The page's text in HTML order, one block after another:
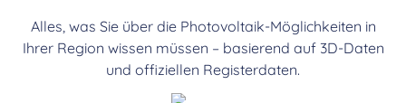
Alles, was Sie über die Photovoltaik-Möglichkeiten in
Ihrer Region wissen müssen – basierend auf 3D-Daten
und offiziellen Registerdaten.